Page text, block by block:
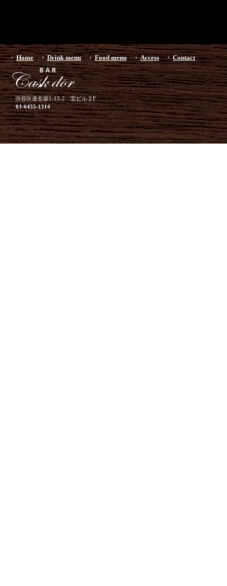
Home Drink menu Food menu Access Contact
渋谷区道玄坂1-13-2 宝ビル２F
03-6455-1314